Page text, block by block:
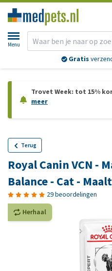
Menu
Gratis
Trovet Week: tot 15%
meer
Terug
Royal Canin VCN -
Balance - Cat -
29 beoordelingen
Herhaal